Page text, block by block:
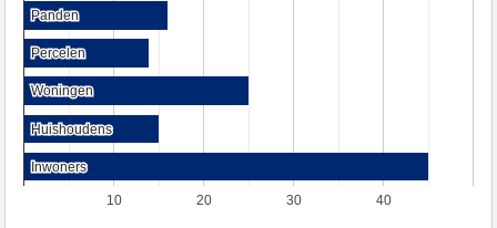
10 20 30 40
Panden
Panden
Percelen
Percelen
Woningen
Woningen
Huishoudens
Huishoudens
Inwoners
Inwoners